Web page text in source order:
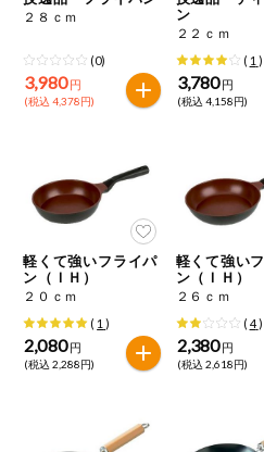
毎週自動お届け商品
毎週自動お届け商品を修正する
いつでも注文（毎週企画）
専門ショップサイト
コープしがのサービス
コープしがの情報サイト
し・油・ルー
おやつ
酒・ノンアル
コール
ティッシュ・
トイレットペ
ーパー
衛生・生理用
品
キッチン用品
アーモンド あわび
キウイフルーツ 牛肉
さば
鶏肉 バナナ
マカダミアナッツ もも
２８ｃｍ
(0)
3,980 円
(税込 4,378円)
ン
２２ｃｍ
( 1 )
3,780 円
(税込 4,158円)
軽くて強いフライパ
ン（ＩＨ）
２０ｃｍ
( 1 )
2,080 円
(税込 2,288円)
軽くて強い
ン（ＩＨ）
２６ｃｍ
( 4)
2,380 円
(税込 2,618円)